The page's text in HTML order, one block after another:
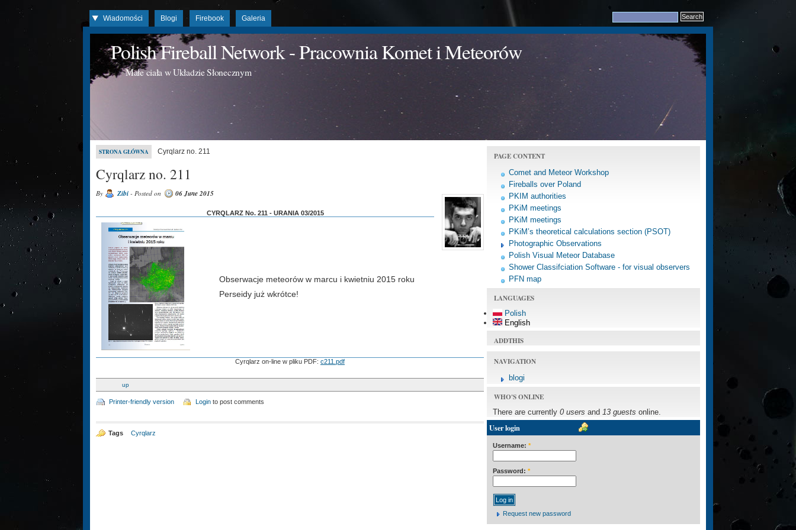
Wiadomości Blogi Firebook Galeria
Polish Fireball Network - Pracownia Komet i Meteorów
Małe ciała w Układzie Słonecznym
STRONA GŁÓWNA Cyrqlarz no. 211
Cyrqlarz no. 211
By Zibi - Posted on 06 June 2015
CYRQLARZ No. 211 - URANIA 03/2015
Obserwacje meteorów w marcu i kwietniu 2015 roku
Perseidy już wkrótce!
Cyrqlarz on-line w pliku PDF: c211.pdf
up
Printer-friendly version Login to post comments
Tags Cyrqlarz
PAGE CONTENT
Comet and Meteor Workshop
Fireballs over Poland
PKIM authorities
PKiM meetings
PKiM meetings
PKiM’s theoretical calculations section (PSOT)
Photographic Observations
Polish Visual Meteor Database
Shower Classifciation Software - for visual observers
PFN map
LANGUAGES
Polish
English
ADDTHIS
NAVIGATION
blogi
WHO'S ONLINE
There are currently 0 users and 13 guests online.
User login
Username: *
Password: *
Request new password